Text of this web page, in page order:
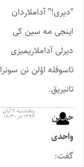
“دیری!” آداملاردان
اینجی مه سین کی
دیرلی آداملاریمیزی
تاسوفله اؤلن نن سونرا
تانیریق.
حسین
واحدی
گفت:
پنجشنبه ۲ آبان
۱۳۹۲ در ۱۸:۳۰